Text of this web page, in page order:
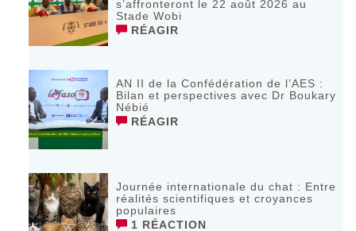
s’affronteront le 22 août 2026 au
Stade Wobi
RÉAGIR
AN II de la Confédération de l’AES :
Bilan et perspectives avec Dr Boukary
Nébié
RÉAGIR
Journée internationale du chat : Entre
réalités scientifiques et croyances
populaires
1 RÉACTION